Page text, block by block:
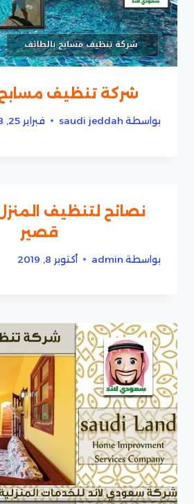
شركة تنظيف مسابح
بواسطة saudi jeddah فبراير 25, 2018
نصائح لتنظيف
قصير
بواسطة admin أكتوبر 8, 2019